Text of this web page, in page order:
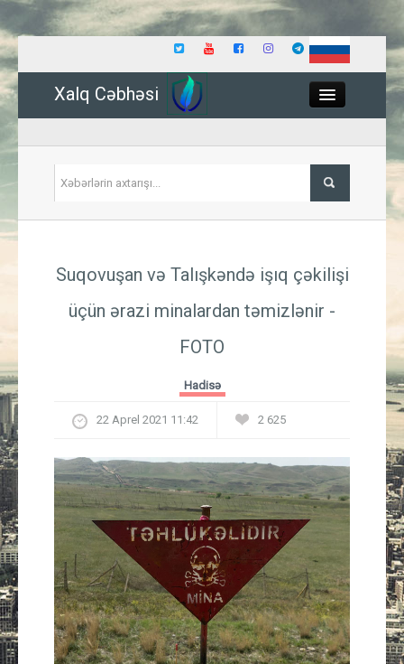
Xalq Cəbhəsi
İqtisadiyyat
Güney Azərbaycan
Mədəniyyət
Müsahibə
İdman
Layihə
Gündəm
Suqovuşan və Talışkəndə işıq çəkilişi
üçün ərazi minalardan təmizlənir -
FOTO
Hadisə
22 Aprel 2021 11:42 2 625